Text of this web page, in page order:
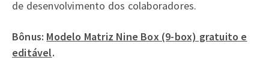
de desenvolvimento dos colaboradores.
Bônus: Modelo Matriz Nine Box (9-box) gratuito e
editável.